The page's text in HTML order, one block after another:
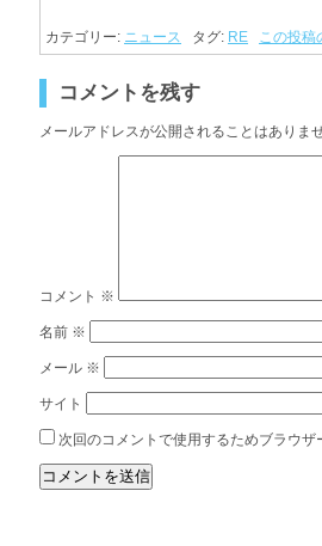
カテゴリー: ニュース タグ: RE この投稿
コメントを残す
メールアドレスが公開されることはありませ
コメント ※
名前 ※
メール ※
サイト
次回のコメントで使用するためブラウザ